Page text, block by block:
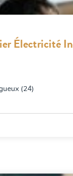
Électricité
(24)